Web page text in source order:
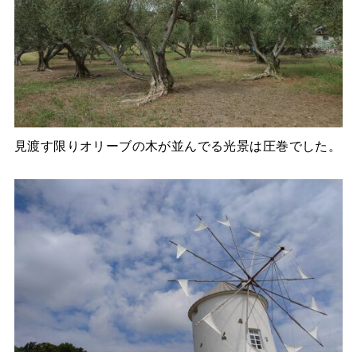
見渡す限りオリーブの木が並んでる光景は圧巻でした。